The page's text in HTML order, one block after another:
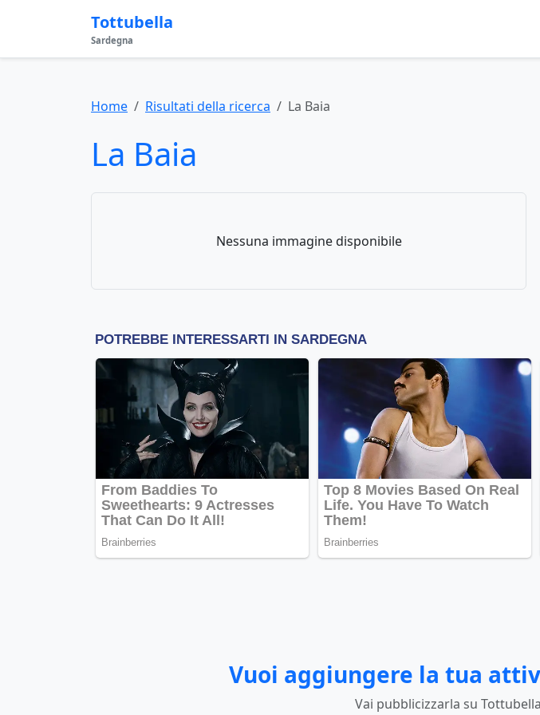
Tottubella
Sardegna
Home Risultati della ricerca La Baia
La Baia
Nessuna immagine disponibile
Vuoi aggiungere la tua
Vai pubblicizzarla su